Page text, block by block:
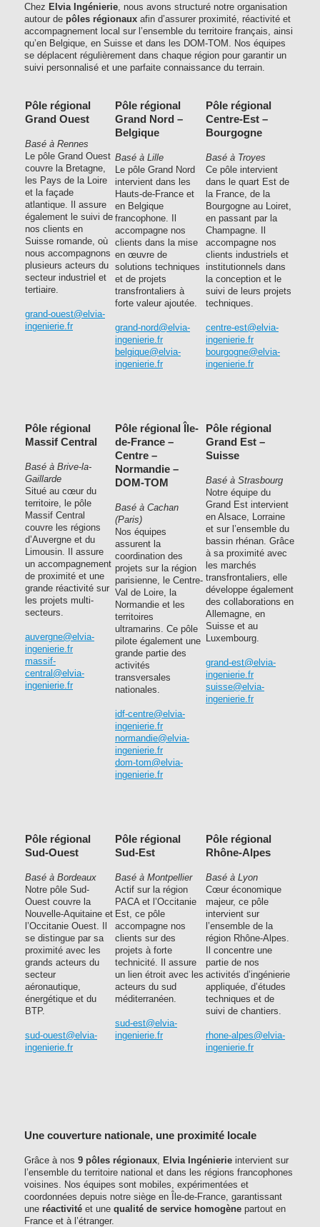
Chez Elvia Ingénierie, nous avons structuré notre organisation
autour de pôles régionaux afin d’assurer proximité, réactivité et
accompagnement local sur l’ensemble du territoire français, ainsi
qu’en Belgique, en Suisse et dans les DOM-TOM. Nos équipes
se déplacent régulièrement dans chaque région pour garantir un
suivi personnalisé et une parfaite connaissance du terrain.
Pôle régional
Grand Ouest
Basé à Rennes
Le pôle Grand Ouest
couvre la Bretagne,
les Pays de la Loire
et la façade
atlantique. Il assure
également le suivi de
nos clients en
Suisse romande, où
nous accompagnons
plusieurs acteurs du
secteur industriel et
tertiaire.
grand-ouest@elvia-
ingenierie.fr
Pôle régional
Grand Nord –
Belgique
Basé à Lille
Le pôle Grand Nord
intervient dans les
Hauts-de-France et
en Belgique
francophone. Il
accompagne nos
clients dans la mise
en œuvre de
solutions techniques
et de projets
transfrontaliers à
forte valeur ajoutée.
grand-nord@elvia-
ingenierie.fr
belgique@elvia-
ingenierie.fr
Pôle régional
Centre-Est –
Bourgogne
Basé à Troyes
Ce pôle intervient
dans le quart Est de
la France, de la
Bourgogne au Loiret,
en passant par la
Champagne. Il
accompagne nos
clients industriels et
institutionnels dans
la conception et le
suivi de leurs projets
techniques.
centre-est@elvia-
ingenierie.fr
bourgogne@elvia-
ingenierie.fr
Pôle régional
Massif Central
Basé à Brive-la-
Gaillarde
Situé au cœur du
territoire, le pôle
Massif Central
couvre les régions
d’Auvergne et du
Limousin. Il assure
un accompagnement
de proximité et une
grande réactivité sur
les projets multi-
secteurs.
auvergne@elvia-
ingenierie.fr
massif-
central@elvia-
ingenierie.fr
Pôle régional Île-
de-France –
Centre –
Normandie –
DOM-TOM
Basé à Cachan
(Paris)
Nos équipes
assurent la
coordination des
projets sur la région
parisienne, le Centre-
Val de Loire, la
Normandie et les
territoires
ultramarins. Ce pôle
pilote également une
grande partie des
activités
transversales
nationales.
idf-centre@elvia-
ingenierie.fr
normandie@elvia-
ingenierie.fr
dom-tom@elvia-
ingenierie.fr
Pôle régional
Grand Est –
Suisse
Basé à Strasbourg
Notre équipe du
Grand Est intervient
en Alsace, Lorraine
et sur l’ensemble du
bassin rhénan. Grâce
à sa proximité avec
les marchés
transfrontaliers, elle
développe également
des collaborations en
Allemagne, en
Suisse et au
Luxembourg.
grand-est@elvia-
ingenierie.fr
suisse@elvia-
ingenierie.fr
Pôle régional
Sud-Ouest
Basé à Bordeaux
Notre pôle Sud-
Ouest couvre la
Nouvelle-Aquitaine et
l’Occitanie Ouest. Il
se distingue par sa
proximité avec les
grands acteurs du
secteur
aéronautique,
énergétique et du
BTP.
sud-ouest@elvia-
ingenierie.fr
Pôle régional
Sud-Est
Basé à Montpellier
Actif sur la région
PACA et l’Occitanie
Est, ce pôle
accompagne nos
clients sur des
projets à forte
technicité. Il assure
un lien étroit avec les
acteurs du sud
méditerranéen.
sud-est@elvia-
ingenierie.fr
Pôle régional
Rhône-Alpes
Basé à Lyon
Cœur économique
majeur, ce pôle
intervient sur
l’ensemble de la
région Rhône-Alpes.
Il concentre une
partie de nos
activités d’ingénierie
appliquée, d’études
techniques et de
suivi de chantiers.
rhone-alpes@elvia-
ingenierie.fr
Une couverture nationale, une proximité locale
Grâce à nos 9 pôles régionaux, Elvia Ingénierie intervient sur
l’ensemble du territoire national et dans les régions francophones
voisines. Nos équipes sont mobiles, expérimentées et
coordonnées depuis notre siège en Île-de-France, garantissant
une réactivité et une qualité de service homogène partout en
France et à l’étranger.